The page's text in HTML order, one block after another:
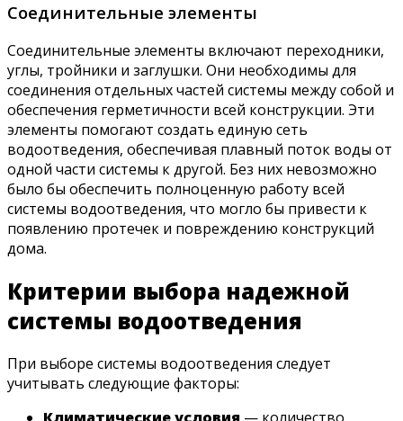
Соединительные элементы
Соединительные элементы включают переходники,
углы, тройники и заглушки. Они необходимы для
соединения отдельных частей системы между собой и
обеспечения герметичности всей конструкции. Эти
элементы помогают создать единую сеть
водоотведения, обеспечивая плавный поток воды от
одной части системы к другой. Без них невозможно
было бы обеспечить полноценную работу всей
системы водоотведения, что могло бы привести к
появлению протечек и повреждению конструкций
дома.
Критерии выбора надежной
системы водоотведения
При выборе системы водоотведения следует
учитывать следующие факторы: